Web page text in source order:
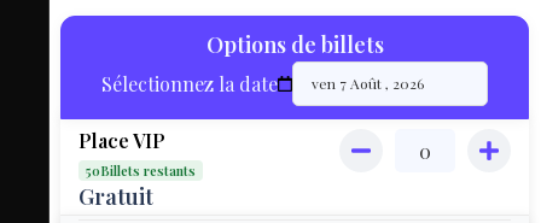
LIVE
MAP
Options de billets
Sélectionnez la date
Place VIP
50Billets restants
Gratuit